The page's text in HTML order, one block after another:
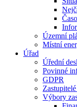
Územní
Místní
Úřad
Úřední
Povinné
GDPR
Výbory